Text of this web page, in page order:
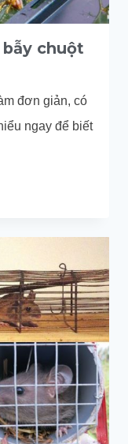
chuột
đơn giản, có
ngay để biết